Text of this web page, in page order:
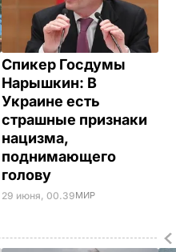
Спикер Госдумы
Нарышкин: В
Украине есть
страшные признаки
нацизма,
поднимающего
голову
29 июня, 00.39МИР